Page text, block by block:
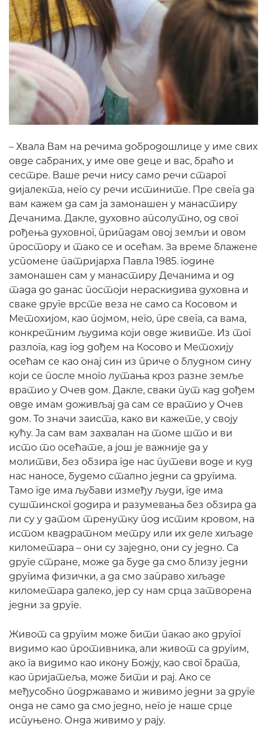
– Хвала Вам на речима добродошлице у име свих
овде сабраних, у име ове деце и вас, браћо и
сестре. Ваше речи нису само речи старог
дијалекта, него су речи истините. Пре свега да
вам кажем да сам ја замонашен у манастиру
Дечанима. Дакле, духовно апсолутно, од свог
рођења духовног, припадам овој земљи и овом
простору и тако се и осећам. За време блажене
успомене патријарха Павла 1985. године
замонашен сам у манастиру Дечанима и од
тада до данас постоји нераскидива духовна и
сваке друге врсте веза не само са Косовом и
Метохијом, као појмом, него, пре свега, са вама,
конкретним људима који овде живите. Из тог
разлога, кад год дођем на Косово и Метохију
осећам се као онај син из приче о блудном сину
који се после много лутања кроз разне земље
вратио у Очев дом. Дакле, сваки пут кад дођем
овде имам доживљај да сам се вратио у Очев
дом. То значи заиста, како ви кажете, у своју
кућу. Ја сам вам захвалан на томе што и ви
исто то осећате, а још је важније да у
молитви, без обзира где нас путеви воде и куд
нас наносе, будемо стално једни са другима.
Тамо где има љубави између људи, где има
суштинског додира и разумевања без обзира да
ли су у датом тренутку под истим кровом, на
истом квадратном метру или их деле хиљаде
километара – они су заједно, они су једно. Са
друге стране, може да буде да смо близу једни
другима физички, а да смо заправо хиљаде
километара далеко, јер су нам срца затворена
једни за друге.
Живот са другим може бити пакао ако другог
видимо као противника, али живот са другим,
ако га видимо као икону Божју, као свог брата,
као пријатеља, може бити и рај. Ако се
међусобно подржавамо и живимо једни за друге
онда не само да смо једно, него је наше срце
испуњено. Онда живимо у рају.